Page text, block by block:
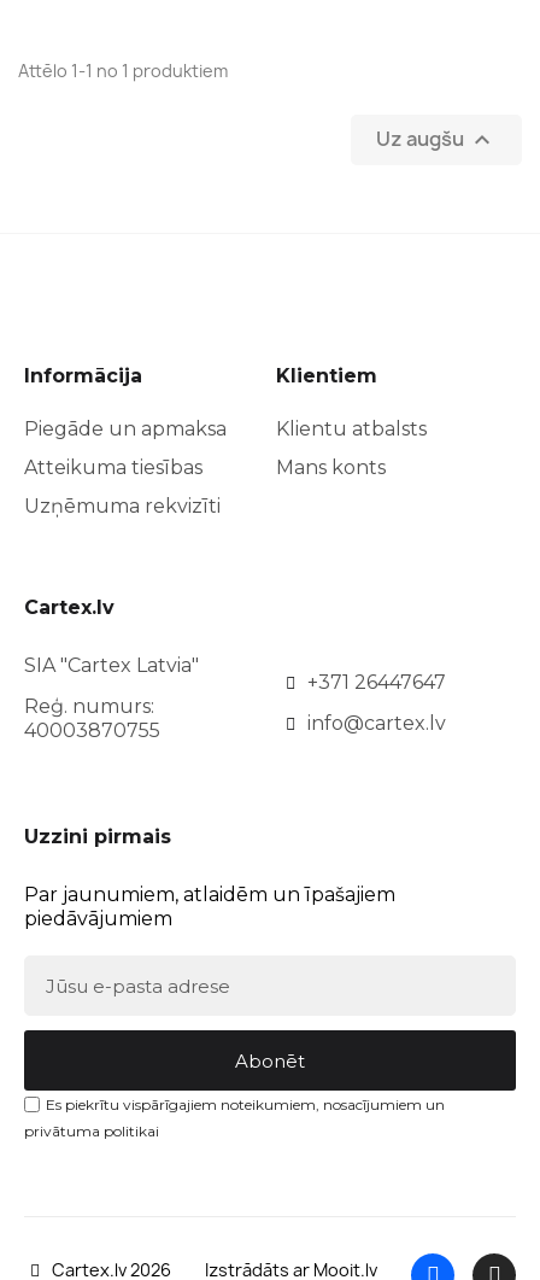
Attēlo 1-1 no 1 produktiem
Uz augšu 
Informācija
Piegāde un apmaksa
Atteikuma tiesības
Uzņēmuma rekvizīti
Klientiem
Klientu atbalsts
Mans konts
Cartex.lv
SIA "Cartex Latvia"
Reģ. numurs:
40003870755
+371 26447647
info@cartex.lv
Uzzini pirmais
Par jaunumiem, atlaidēm un īpašajiem
piedāvājumiem
Abonēt
Es piekrītu vispārīgajiem noteikumiem, nosacījumiem un
privātuma politikai
Cartex.lv 2026 Izstrādāts ar Mooit.lv